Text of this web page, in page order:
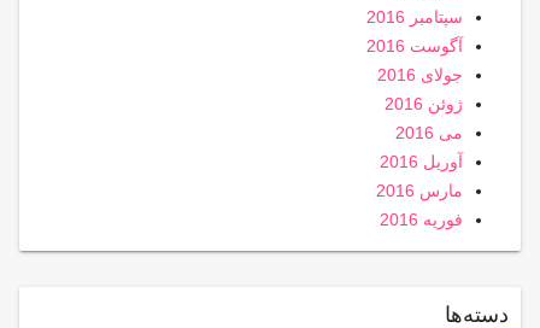
سپتامبر 2016
آگوست 2016
جولای 2016
ژوئن 2016
می 2016
آوریل 2016
مارس 2016
فوریه 2016
دسته‌ها